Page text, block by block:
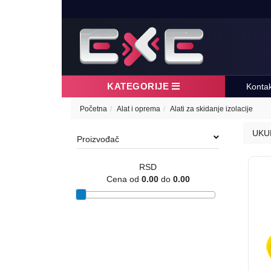
KATEGORIJE
Početna Alat i oprema Alati za skidanje izolacije
Proizvođač
RSD
Cena od 0.00do 0.00